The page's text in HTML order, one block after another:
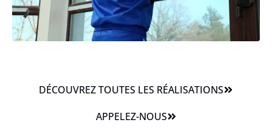
DÉCOUVREZ TOUTES LES RÉALISATIONS
APPELEZ-NOUS